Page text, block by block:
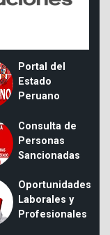
Portal del
Estado
Peruano
Consulta de
Personas
Sancionadas
Oportunidades
Laborales y
Profesionales